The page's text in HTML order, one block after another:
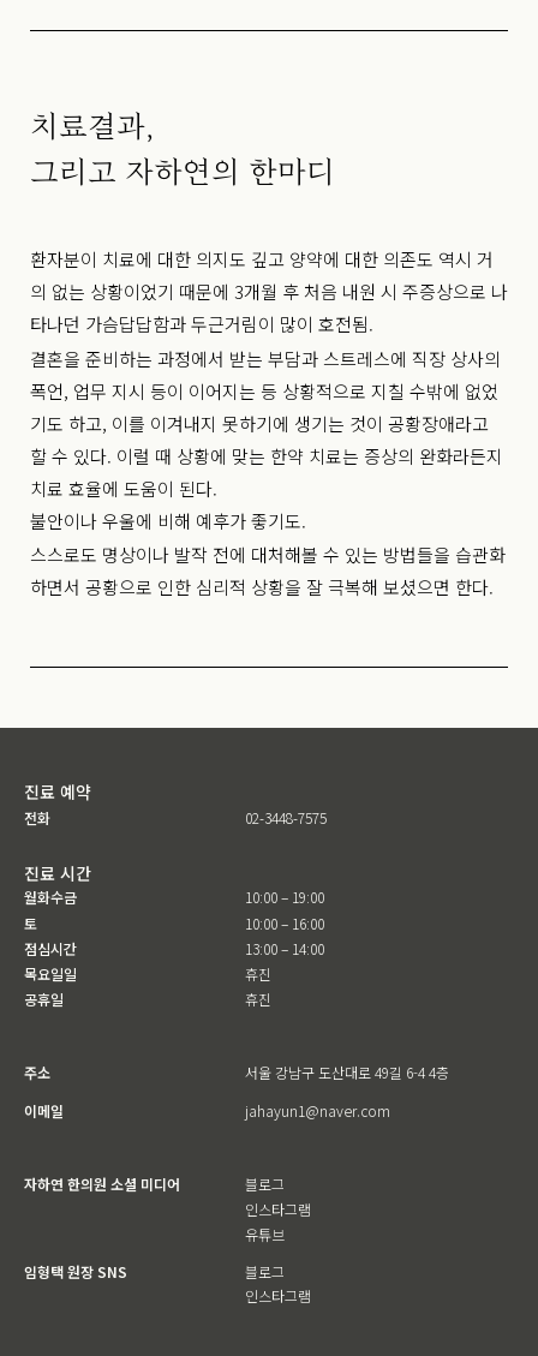
치료결과,
그리고 자하연의 한마디
환자분이 치료에 대한 의지도 깊고 양약에 대한 의존도 역시 거
의 없는 상황이었기 때문에 3개월 후 처음 내원 시 주증상으로 나
타나던 가슴답답함과 두근거림이 많이 호전됨.
결혼을 준비하는 과정에서 받는 부담과 스트레스에 직장 상사의
폭언, 업무 지시 등이 이어지는 등 상황적으로 지칠 수밖에 없었
기도 하고, 이를 이겨내지 못하기에 생기는 것이 공황장애라고
할 수 있다. 이럴 때 상황에 맞는 한약 치료는 증상의 완화라든지
치료 효율에 도움이 된다.
불안이나 우울에 비해 예후가 좋기도.
스스로도 명상이나 발작 전에 대처해볼 수 있는 방법들을 습관화
하면서 공황으로 인한 심리적 상황을 잘 극복해 보셨으면 한다.
진료 예약
전화 02-3448-7575
진료 시간
월화수금
토
점심시간
목요일일
공휴일
10:00 – 19:00
10:00 – 16:00
13:00 – 14:00
휴진
휴진
주소
서울 강남구 도산대로 49길 6-4 4층
이메일
jahayun1@naver.com
자하연 한의원 소셜 미디어
블로그
인스타그램
유튜브
임형택 원장 SNS
블로그
인스타그램